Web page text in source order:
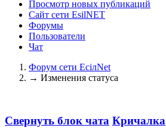
Просмотр новых публикаций
Сайт сети EsilNET
Форумы
Пользователи
Чат
Форум сети EciлNet
→ Изменения статуса
Свернуть блок чата Кричалка